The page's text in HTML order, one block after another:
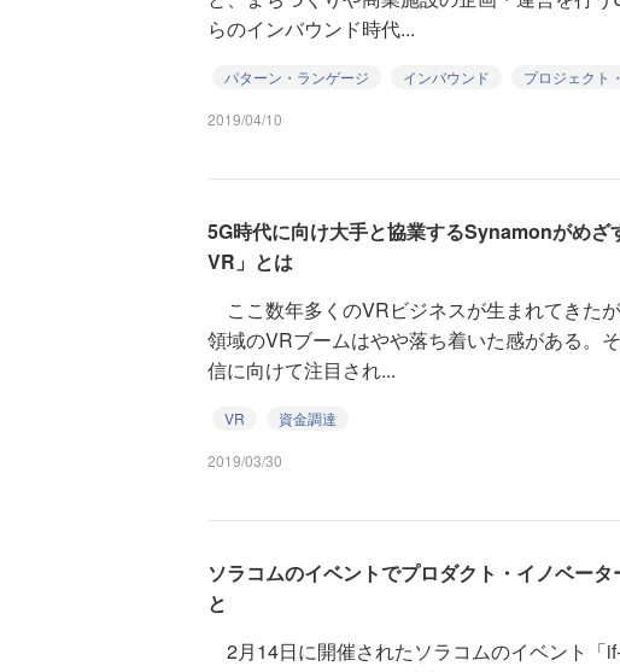
らのインバウンド時代...
パターン・ランゲージ インバウンド プロジェクト
2019/04/10
5G時代に向け大手と協業するSynamonがめざ
VR」とは
ここ数年多くのVRビジネスが生まれてきた
領域のVRブームはやや落ち着いた感がある。
信に向けて注目され...
VR 資金調達
2019/03/30
ソラコムのイベントでプロダクト・イノベー
と
2月14日に開催されたソラコムのイベント「